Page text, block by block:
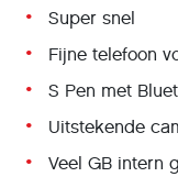
Super snel
Fijne telefoon
S Pen met
Uitstekende
Veel GB intern